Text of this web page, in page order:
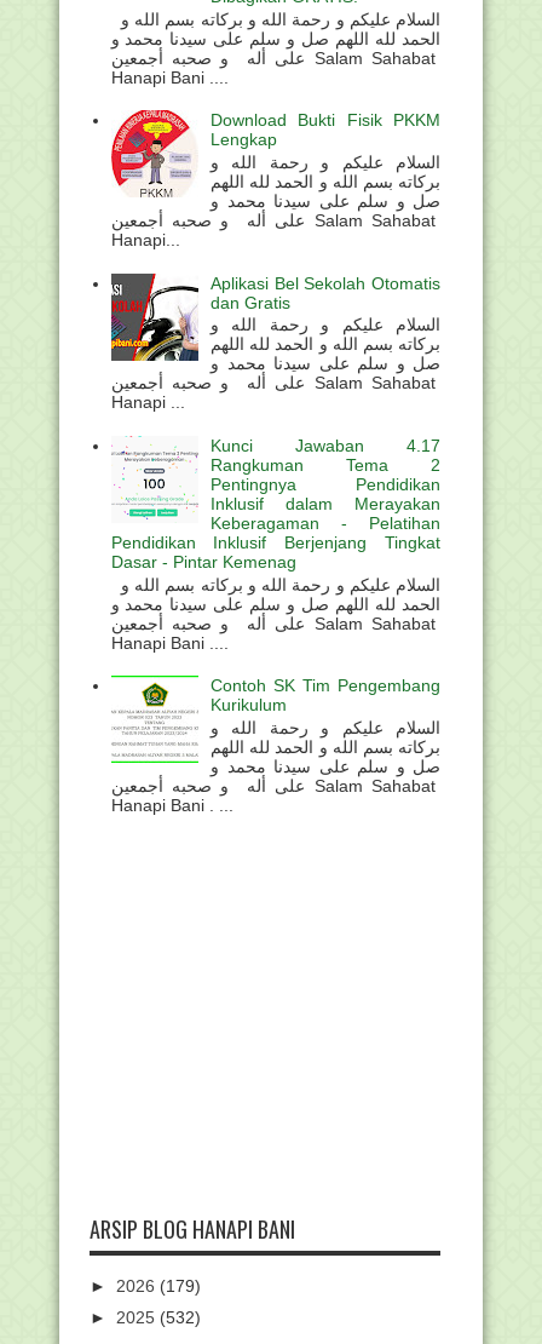
الحمد لله اللهم صل و سلم على سيدنا محمد و
على أله و صحبه أجمعين Salam Sahabat
Hanapi Bani ....
Download Bukti Fisik PKKM
Lengkap
السلام عليكم و رحمة الله و
بركاته بسم الله و الحمد لله اللهم
صل و سلم على سيدنا محمد و
على أله و صحبه أجمعين Salam Sahabat
Hanapi...
Aplikasi Bel Sekolah Otomatis
dan Gratis
السلام عليكم و رحمة الله و
بركاته بسم الله و الحمد لله اللهم
صل و سلم على سيدنا محمد و
على أله و صحبه أجمعين Salam Sahabat
Hanapi ...
Kunci Jawaban 4.17
Rangkuman Tema 2
Pentingnya Pendidikan
Inklusif dalam Merayakan
Keberagaman - Pelatihan
Pendidikan Inklusif Berjenjang Tingkat
Dasar - Pintar Kemenag
الحمد لله اللهم صل و سلم على سيدنا محمد و
على أله و صحبه أجمعين Salam Sahabat
Hanapi Bani ....
Contoh SK Tim Pengembang
Kurikulum
السلام عليكم و رحمة الله و
بركاته بسم الله و الحمد لله اللهم
صل و سلم على سيدنا محمد و
على أله و صحبه أجمعين Salam Sahabat
Hanapi Bani . ...
ARSIP BLOG HANAPI BANI
► 2026 (179)
► 2025 (532)